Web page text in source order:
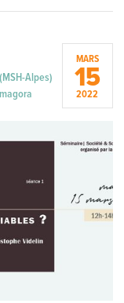
Alpes)
MARS
15
2022